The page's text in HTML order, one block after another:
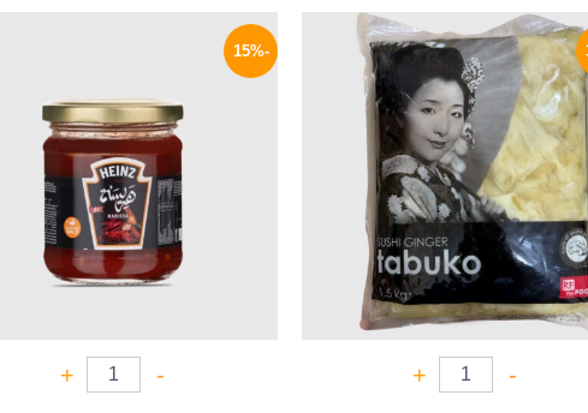
-
+
الأصلي
هو:
350 EGP.
السعر
الحالي
هو:
229 EGP.
-15%
-
+